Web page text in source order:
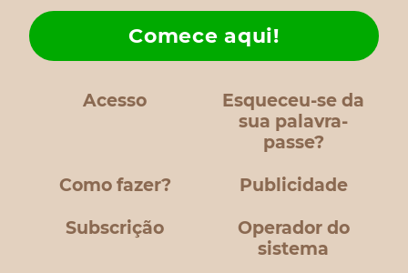
Acesso
Esqueceu-se da
sua palavra-
passe?
Como fazer?
Comece aqui!
Publicidade
Subscrição
Operador do
sistema